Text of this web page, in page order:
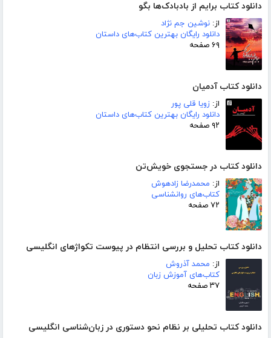
دانلود کتاب برایم از بادبادک‌ها بگو
از: نوشین جم نژاد
دانلود رایگان بهترین کتاب‌های داستان
۶۹ صفحه
دانلود کتاب آدمیان
از: زویا قلی پور
دانلود رایگان بهترین کتاب‌های داستان
۹۲ صفحه
دانلود کتاب در جستجوی خویش‌تن
از: محمدرضا زادهوش
کتاب‌های روانشناسی
۷۲ صفحه
دانلود کتاب تحلیل و بررسی انتظام در پیوست تکواژهای انگلیسی
از: محمد آذروش
کتاب‌های آموزش زبان
۳۷ صفحه
دانلود کتاب تحلیلی بر نظام نحو دستوری در زبان‌شناسی انگلیسی